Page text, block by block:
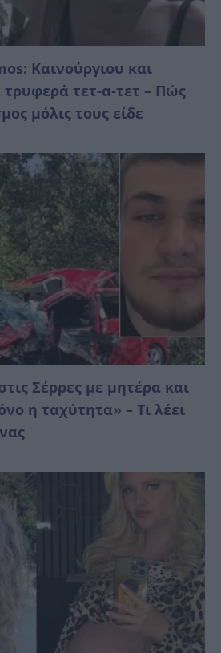
Καινούργιου και
τετ-α-τετ – Πώς
μόλις τους είδε
Σέρρες με μητέρα και
η ταχύτητα» – Τι λέει